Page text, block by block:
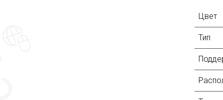
Цвет
Тип